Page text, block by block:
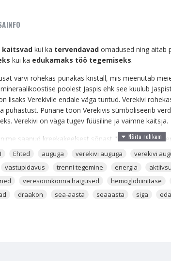
kaitsvad kui ka tervendavad omadused ning aitab
kui ka edukamaks töö tegemiseks.
värvi rohekas-punakas kristall, mis meenutab
poolest Jaspis ehk see kuulub
lisaks Verekivile endale väga tuntud. Verekivi
puhastust. Punane toon Verekivis sümboliseerib
Verekivi on väga tugev füüsiline ja vaimne kaitsja.
saanud kreekakeelsest sõnast "helios", mis
nimetus kokkuvõtvalt tähendab päikese peegeldust
poolt loodud värvidemängu merel, mis lõi veele
energiaid ja keha. Seetõttu on see kristall
leitud, kaevandatud ja tänapäeval saadaval.
Ehted auguga verekivi auguga verekivi
vastupidavus trenni tegemine energia
veresoonkonna haigused hemoglobiinitase
draakon sea-aasta seaaasta siga